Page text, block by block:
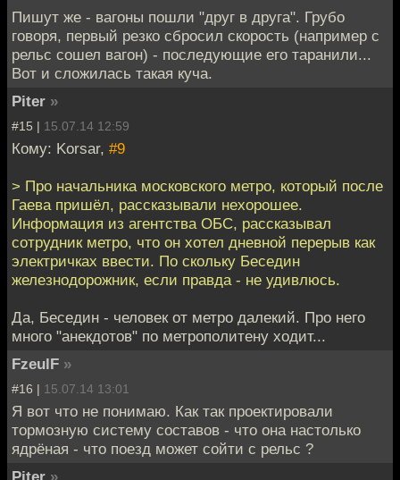
Пишут же - вагоны пошли "друг в друга". Грубо
говоря, первый резко сбросил скорость (например с
рельс сошел вагон) - последующие его таранили...
Вот и сложилась такая куча.
Piter »
#15 | 15.07.14 12:59
Кому: Korsar, #9
> Про начальника московского метро, который после
Гаева пришёл, рассказывали нехорошее.
Информация из агентства ОБС, рассказывал
сотрудник метро, что он хотел дневной перерыв как
электричках ввести. По скольку Беседин
железнодорожник, если правда - не удивлюсь.
Да, Беседин - человек от метро далекий. Про него
много "анекдотов" по метрополитену ходит...
FzeulF »
#16 | 15.07.14 13:01
Я вот что не понимаю. Как так проектировали
тормозную систему составов - что она настолько
ядрёная - что поезд может сойти с рельс ?